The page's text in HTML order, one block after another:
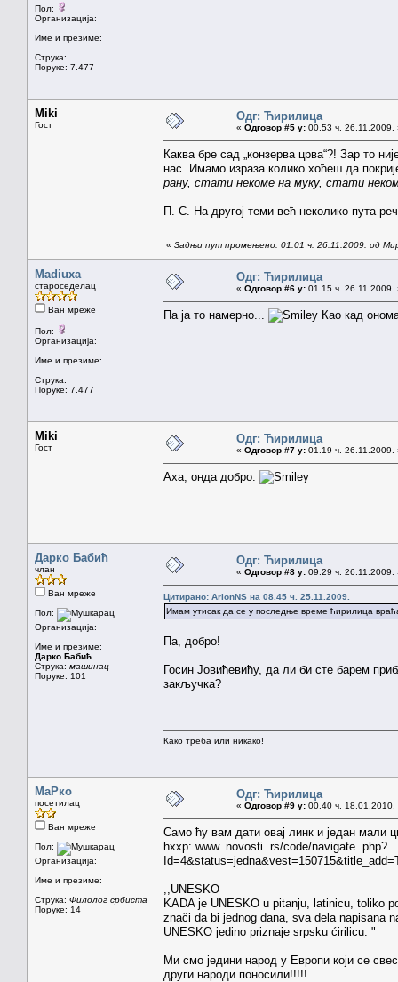
Пол:
Организација:
Име и презиме:
Струка:
Поруке: 7.477
Miki
Гост
Одг: Ћирилица
« Одговор #5 у: 00.53 ч. 26.11.2009.
Каква бре сад „конзерва црва“?! Зар то
нас. Имамо израза колико хоћеш да
рану, стати некоме на муку, стати
П. С. На другој теми већ неколико пута
« Задњи пут промењено: 01.01 ч. 26.11.2009. од
Madiuxa
староседелац
Ван мреже
Пол:
Организација:
Име и презиме:
Струка:
Поруке: 7.477
Одг: Ћирилица
« Одговор #6 у: 01.15 ч. 26.11.2009.
Па ја то намерно... Као кад
Miki
Гост
Одг: Ћирилица
« Одговор #7 у: 01.19 ч. 26.11.2009.
Аха, онда добро.
Дарко Бабић
члан
Ван мреже
Пол:
Организација:
Име и презиме:
Дарко Бабић
Струка: машинац
Поруке: 101
Одг: Ћирилица
« Одговор #8 у: 09.29 ч. 26.11.2009.
Цитирано: ArionNS на 08.45 ч. 25.11.2009.
Имам утисак да се у последње време ћирилица
Па, добро!
Госин Јовићевићу, да ли би сте барем
закључка?
Како треба или никако!
МаРко
посетилац
Ван мреже
Пол:
Организација:
Име и презиме:
Струка: Филолог србиста
Поруке: 14
Одг: Ћирилица
« Одговор #9 у: 00.40 ч. 18.01.2010.
Само ћу вам дати овај линк и један мали
hxxp: www. novosti. rs/code/navigate. php?
,,UNESKO
KADA je UNESKO u pitanju, latinicu, toliko
znači da bi jednog dana, sva dela napisana
UNESKO jedino priznaje srpsku ćirilicu. "
Ми смо једини народ у Европи који се
други народи поносили!!!!!